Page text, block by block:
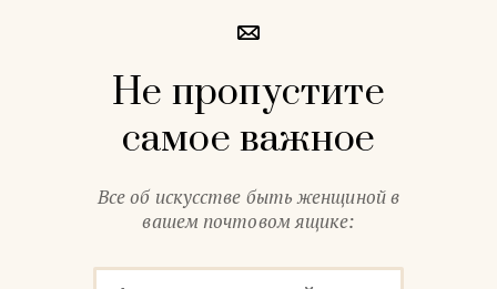
Не пропустите
самое важное
Все об искусстве быть женщиной в
вашем почтовом ящике: